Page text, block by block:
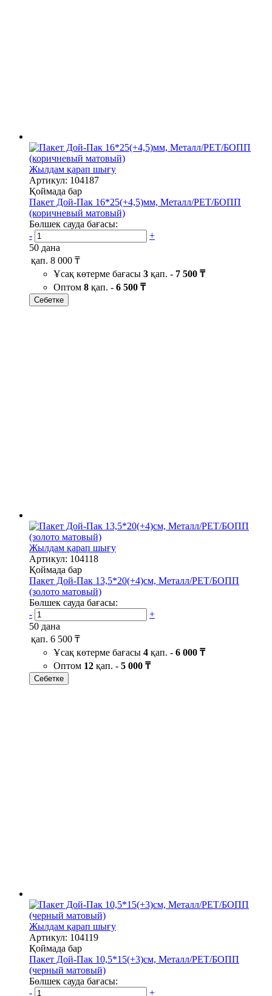
Жылдам қарап шығу
Артикул: 104187
Қоймада бар
Пакет Дой-Пак 16*25(+4,5)мм, Металл/PET/БОПП
(коричневый матовый)
Бөлшек сауда бағасы:
-
+
50 дана
қап. 8 000 ₸
Ұсақ көтерме бағасы 3 қап. - 7 500 ₸
Оптом 8 қап. - 6 500 ₸
Себетке
Жылдам қарап шығу
Артикул: 104118
Қоймада бар
Пакет Дой-Пак 13,5*20(+4)см, Металл/PET/БОПП
(золото матовый)
Бөлшек сауда бағасы:
-
+
50 дана
қап. 6 500 ₸
Ұсақ көтерме бағасы 4 қап. - 6 000 ₸
Оптом 12 қап. - 5 000 ₸
Себетке
Жылдам қарап шығу
Артикул: 104119
Қоймада бар
Пакет Дой-Пак 10,5*15(+3)см, Металл/PET/БОПП
(черный матовый)
Бөлшек сауда бағасы:
-
+